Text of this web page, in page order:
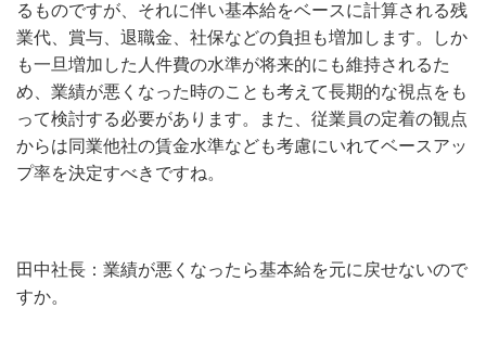
るものですが、それに伴い基本給をベースに計算される残
業代、賞与、退職金、社保などの負担も増加します。しか
も一旦増加した人件費の水準が将来的にも維持されるた
め、業績が悪くなった時のことも考えて長期的な視点をも
って検討する必要があります。また、従業員の定着の観点
からは同業他社の賃金水準なども考慮にいれてベースアッ
プ率を決定すべきですね。
田中社長：業績が悪くなったら基本給を元に戻せないので
すか。